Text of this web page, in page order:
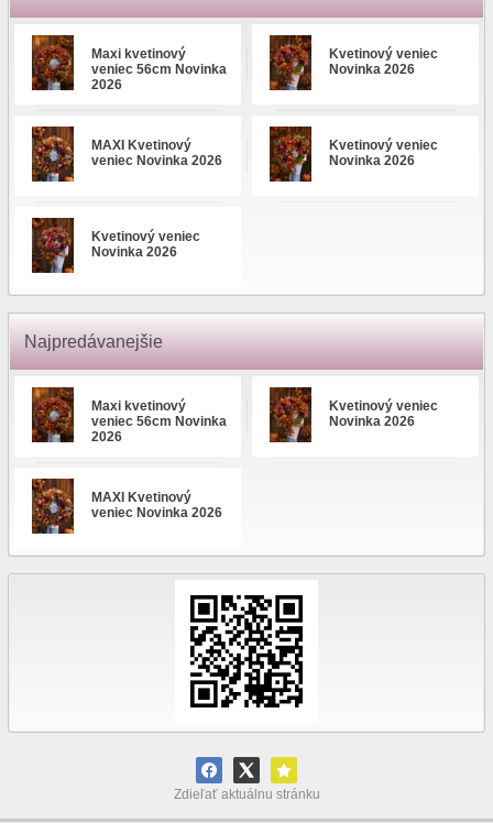
Maxi kvetinový
veniec 56cm Novinka
2026
Kvetinový veniec
Novinka 2026
MAXI Kvetinový
veniec Novinka 2026
Kvetinový veniec
Novinka 2026
Kvetinový veniec
Novinka 2026
Najpredávanejšie
Maxi kvetinový
veniec 56cm Novinka
2026
Kvetinový veniec
Novinka 2026
MAXI Kvetinový
veniec Novinka 2026
Zdieľať aktuálnu stránku